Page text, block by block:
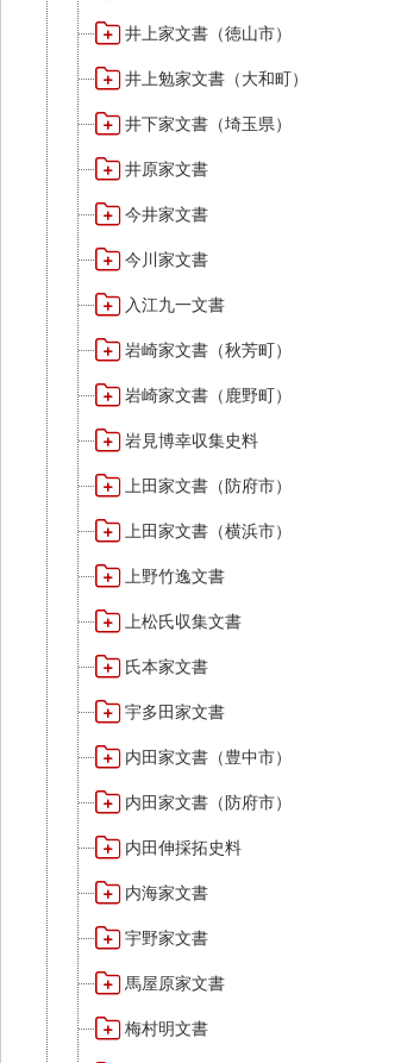
井上家文書（徳山市）
井上勉家文書（大和町）
井下家文書（埼玉県）
井原家文書
今井家文書
今川家文書
入江九一文書
岩崎家文書（秋芳町）
岩崎家文書（鹿野町）
岩見博幸収集史料
上田家文書（防府市）
上田家文書（横浜市）
上野竹逸文書
上松氏収集文書
氏本家文書
宇多田家文書
内田家文書（豊中市）
内田家文書（防府市）
内田伸採拓史料
内海家文書
宇野家文書
馬屋原家文書
梅村明文書